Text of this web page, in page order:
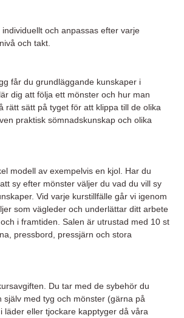
och anpassas efter varje
och takt.
får du grundläggande kunskaper i
dig att följa ett mönster och hur man
rätt sätt på tyget för att klippa till de olika
praktisk sömnadskunskap och olika
modell av exempelvis en kjol. Har du
sy efter mönster väljer du vad du vill sy
Vid varje kurstillfälle går vi igenom
som vägleder och underlättar ditt arbete
i framtiden. Salen är utrustad med 10 st
pressbord, pressjärn och stora
Du tar med de sybehör du
själv med tyg och mönster (gärna på
läder eller tjockare kapptyger då våra